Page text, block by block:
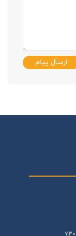
ارسال پیام